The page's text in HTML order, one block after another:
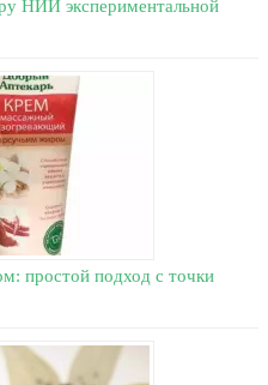
НИИ экспериментальной
простой подход с точки